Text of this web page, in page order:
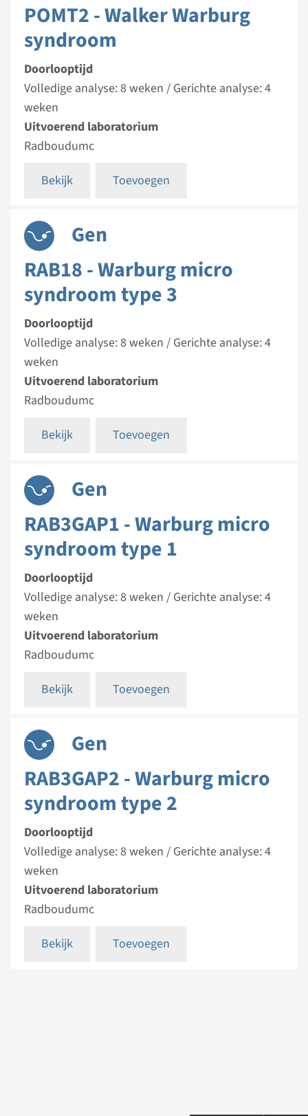
POMT2 - Walker Warburg
syndroom
Doorlooptijd
Volledige analyse: 8 weken / Gerichte analyse: 4
weken
Uitvoerend laboratorium
Radboudumc
Bekijk
Toevoegen
Gen
RAB18 - Warburg micro
syndroom type 3
Doorlooptijd
Volledige analyse: 8 weken / Gerichte analyse: 4
weken
Uitvoerend laboratorium
Radboudumc
Bekijk
Toevoegen
Gen
RAB3GAP1 - Warburg micro
syndroom type 1
Doorlooptijd
Volledige analyse: 8 weken / Gerichte analyse: 4
weken
Uitvoerend laboratorium
Radboudumc
Bekijk
Toevoegen
Gen
RAB3GAP2 - Warburg micro
syndroom type 2
Doorlooptijd
Volledige analyse: 8 weken / Gerichte analyse: 4
weken
Uitvoerend laboratorium
Radboudumc
Bekijk
Toevoegen